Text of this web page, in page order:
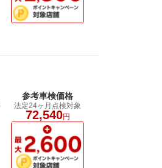
参考車検価格
法定24ヶ月点検対象
72,540円